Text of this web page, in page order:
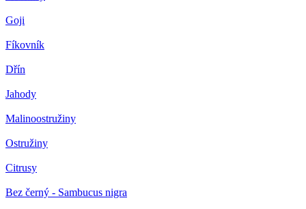
Goji
Fíkovník
Dřín
Jahody
Malinoostružiny
Ostružiny
Citrusy
Bez černý - Sambucus nigra